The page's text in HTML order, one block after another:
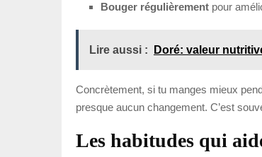
Bouger régulièrement pour
Lire aussi : Doré: valeur
Concrètement, si tu manges mieux
presque aucun changement. C’est
Les habitudes qui